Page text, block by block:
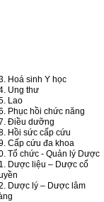
Hoá sinh Y học
Ung thư
Lao
Phục hồi chức năng
Điều dưỡng
Hồi sức cấp cứu
Cấp cứu đa khoa
Tổ chức - Quản lý Dược
Dược liệu – Dược cổ
Dược lý – Dược lâm